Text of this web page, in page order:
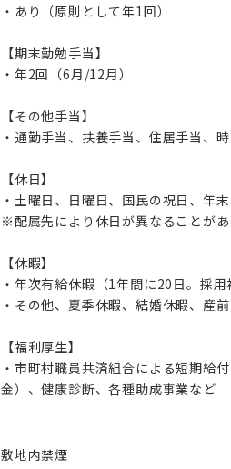
・あり（原則として年1回）
【期末勤勉手当】
・年2回（6月/12月）
【その他手当】
・通勤手当、扶養手当、住居手当、
【休日】
・土曜日、日曜日、国民の祝日、年
※配属先により休日が異なることがあ
【休暇】
・年次有給休暇（1年間に20日。採用
・その他、夏季休暇、結婚休暇、産
【福利厚生】
・市町村職員共済組合による短期給
金）、健康診断、各種助成事業など
敷地内禁煙